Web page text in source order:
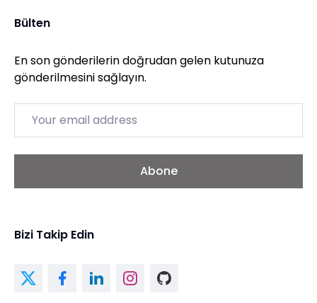
Bülten
En son gönderilerin doğrudan gelen kutunuza
gönderilmesini sağlayın.
Email
Abone
Bizi Takip Edin